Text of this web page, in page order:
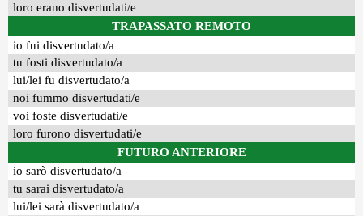
loro erano disvertudati/e
TRAPASSATO REMOTO
io fui disvertudato/a
tu fosti disvertudato/a
lui/lei fu disvertudato/a
noi fummo disvertudati/e
voi foste disvertudati/e
loro furono disvertudati/e
FUTURO ANTERIORE
io sarò disvertudato/a
tu sarai disvertudato/a
lui/lei sarà disvertudato/a